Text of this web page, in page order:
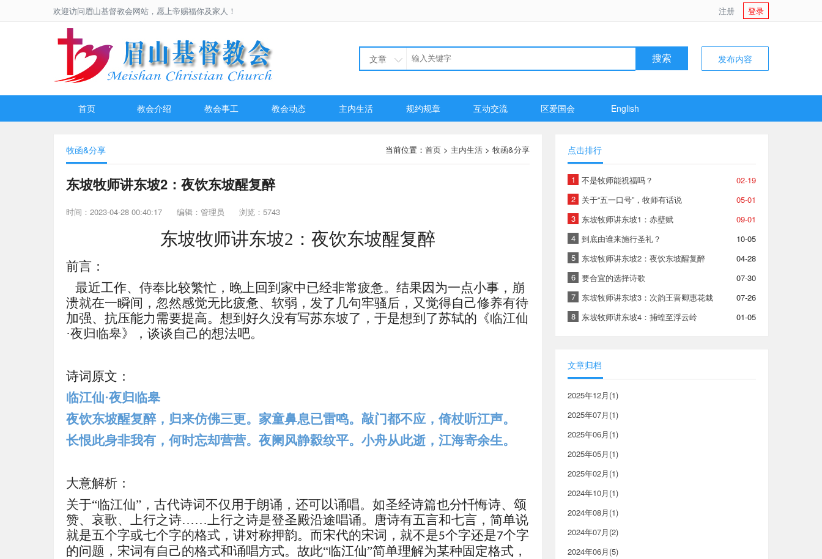
注册 登录
欢迎访问眉山基督教会网站，愿上帝赐福你及家人！
文章 搜索 发布内容
首页 教会介绍 教会事工 教会动态 主内生活 规约规章 互动交流 区爱国会 English
牧函&分享 当前位置： 首页 > 主内生活 > 牧函&分享
东坡牧师讲东坡2：夜饮东坡醒复醉
时间：2023-04-28 00:40:17 编辑：管理员 浏览：5743
东坡牧师讲东坡2 ：夜饮东坡醒复醉
前言：
最近工作、侍奉比较繁忙，晚上回到家中已经非常疲惫。结果因为一点小事， 崩
溃就在一瞬间，忽然感觉无比疲惫、软弱，发了几句牢骚后，又觉得自己修养有待
加强、抗压能力需要提高。想到好久没有写苏东坡了，于是想到了苏轼的《临江仙
·夜归临皋》，谈谈自己的想法吧。
诗词原文：
临江仙·夜归临皋
夜饮东坡醒复醉，归来仿佛三更。家童鼻息已雷鸣。敲门都不应，倚杖听江声。
长恨此身非我有，何时忘却营营。夜阑风静縠纹平。小舟从此逝，江海寄余生。
大意解析：
关于“临江仙”，古代诗词不仅用于朗诵，还可以诵唱。如圣经诗篇也分忏悔诗、颂
赞、哀歌、上行之诗……上行之诗是登圣殿沿途唱诵。唐诗有五言和七言，简单说
就是五个字或七个字的格式，讲对称押韵。而宋代的宋词，就不是5个字还是7个字
的问题，宋词有自己的格式和诵唱方式。故此“临江仙”简单理解为某种固定格式，
点击排行
1 02-19
不是牧师能祝福吗？
2
05-01
关于“五一口号”，牧师有话说
3
09-01
东坡牧师讲东坡1：赤壁赋
4
10-05
到底由谁来施行圣礼？
5
04-28
东坡牧师讲东坡2：夜饮东坡醒复醉
6
07-30
要合宜的选择诗歌
7
07-26
东坡牧师讲东坡3：次韵王晋卿惠花栽
8
01-05
东坡牧师讲东坡4：捕蝗至浮云岭
文章归档
2025年12月(1)
2025年07月(1)
2025年06月(1)
2025年05月(1)
2025年02月(1)
2024年10月(1)
2024年08月(1)
2024年07月(2)
2024年06月(5)